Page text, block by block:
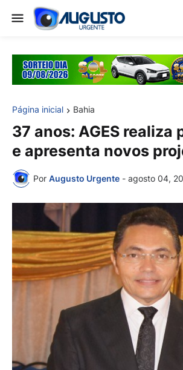
Página inicial Bahia
37 anos: AGES realiza
e apresenta novos
Por Augusto Urgente - agosto 04,